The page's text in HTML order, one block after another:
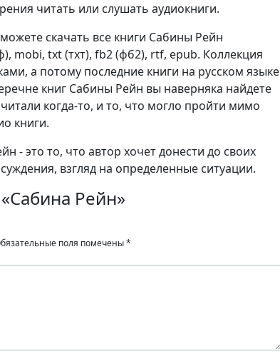
читать или слушать аудиокниги.
скачать все книги Сабины Рейн
mobi, txt (тхт), fb2 (фб2), rtf, epub. Коллекция
а потому последние книги на русском языке
книг Сабины Рейн вы наверняка найдете
когда-то, и то, что могло пройти мимо
книги.
- это то, что автор хочет донести до своих
взгляд на определенные ситуации.
Рейн»
поля помечены*